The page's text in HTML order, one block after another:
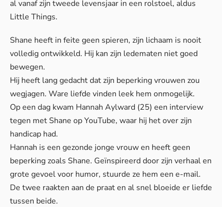
al vanaf zijn tweede levensjaar in een rolstoel, aldus
Little Things.
Shane heeft in feite geen spieren, zijn lichaam is nooit
volledig ontwikkeld. Hij kan zijn ledematen niet goed
bewegen.
Hij heeft lang gedacht dat zijn beperking vrouwen zou
wegjagen. Ware liefde vinden leek hem onmogelijk.
Op een dag kwam Hannah Aylward (25) een interview
tegen met Shane op YouTube, waar hij het over zijn
handicap had.
Hannah is een gezonde jonge vrouw en heeft geen
beperking zoals Shane. Geïnspireerd door zijn verhaal en
grote gevoel voor humor, stuurde ze hem een e-mail.
De twee raakten aan de praat en al snel bloeide er liefde
tussen beide.